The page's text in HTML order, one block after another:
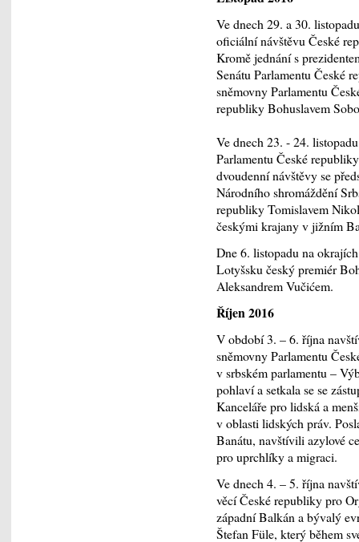
Ve dnech 29. a 30.
oficiální návštěvu České
Kromě jednání s
Senátu Parlamentu České
sněmovny Parlamentu
republiky Bohuslavem
Ve dnech 23. - 24.
Parlamentu České
dvoudenní návštěvy se
Národního shromáždění
republiky Tomislavem
českými krajany v jižním
Dne 6. listopadu na
Lotyšsku český premiér
Aleksandrem Vučićem.
Říjen 2016
V období 3. – 6. října
sněmovny Parlamentu
v srbském parlamentu –
pohlaví a setkala se se
Kanceláře pro lidská a
v oblasti lidských práv.
Banátu, navštívili azylové
pro uprchlíky a migraci.
Ve dnech 4. – 5. října
věcí České republiky pro
západní Balkán a bývalý
Štefan Füle, který během